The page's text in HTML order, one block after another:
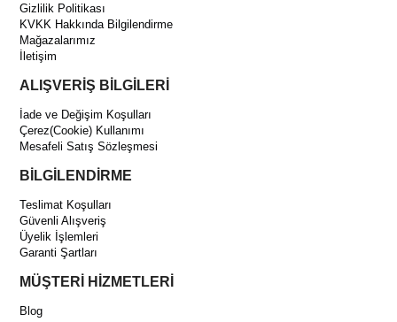
Gizlilik Politikası
KVKK Hakkında Bilgilendirme
Mağazalarımız
İletişim
ALIŞVERİŞ BİLGİLERİ
İade ve Değişim Koşulları
Çerez(Cookie) Kullanımı
Mesafeli Satış Sözleşmesi
BİLGİLENDİRME
Teslimat Koşulları
Güvenli Alışveriş
Üyelik İşlemleri
Garanti Şartları
MÜŞTERİ HİZMETLERİ
Blog